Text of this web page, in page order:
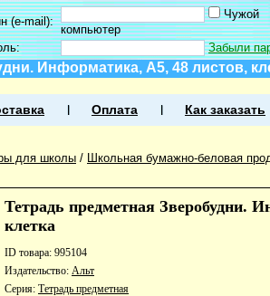
(e-mail):
Чужой
компьютер
Забыли
Информатика, А5, 48 листов,
Оплата Как заказать
для школы / Школьная бумажно-беловая
Тетрадь предметная Зверобудни.
клетка
ID товара: 995104
Издательство: Альт
Серия: Тетрадь предметная